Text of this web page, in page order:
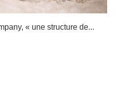
« une structure de...